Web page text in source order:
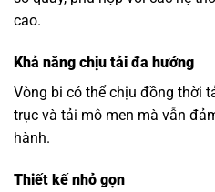
cao.
Khả năng chịu tải đa hướng
Vòng bi có thể chịu đồng thời
trục và tải mô men mà vẫn
hành.
Thiết kế nhỏ gọn